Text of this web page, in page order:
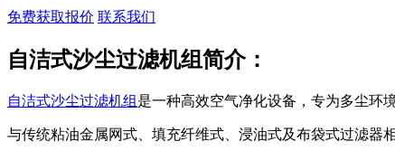
免费获取报价 联系我们
自洁式沙尘过滤机组简介：
自洁式沙尘过滤机组 是一种高效空气净化设备，专为多尘环
与传统粘油金属网式、填充纤维式、浸油式及布袋式过滤器